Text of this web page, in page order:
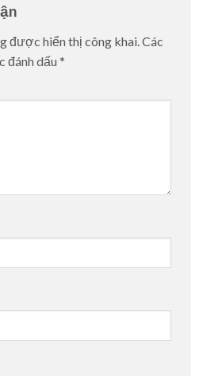
được hiển thị công khai. Các
dấu *